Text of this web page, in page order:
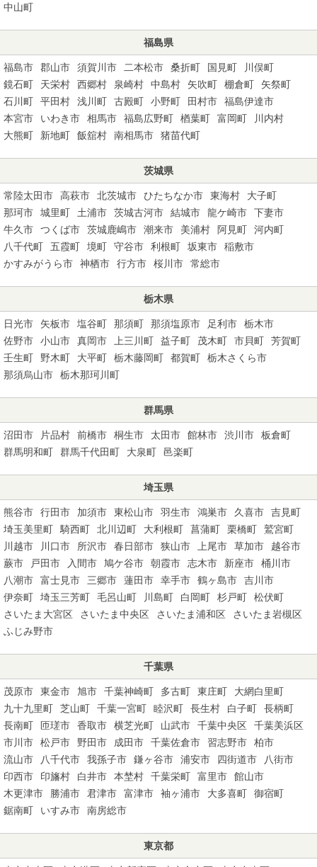
中山町
福島県
福島市 郡山市 須賀川市 二本松市 桑折町 国見町
川俣町
鏡石町
天栄村 西郷村 泉崎村 中島村 矢吹町 棚倉町
矢祭町
石川町
平田村 浅川町 古殿町 小野町 田村市
福島伊達市
本宮市
いわき市 相馬市 福島広野町 楢葉町 富岡町
川内村
大熊町
新地町 飯舘村 南相馬市 猪苗代町
茨城県
常陸太田市 高萩市 北茨城市 ひたちなか市 東海村
大子町
那珂市
城里町 土浦市 茨城古河市 結城市 龍ケ崎市
下妻市
牛久市
つくば市 茨城鹿嶋市 潮来市 美浦村 阿見町
河内町
八千代町
五霞町 境町 守谷市 利根町 坂東市
稲敷市
かすみがうら市
神栖市 行方市 桜川市 常総市
栃木県
日光市 矢板市 塩谷町 那須町 那須塩原市 足利市
栃木市
佐野市
小山市 真岡市 上三川町 益子町 茂木町 市貝町
芳賀町
壬生町
野木町 大平町 栃木藤岡町 都賀町
栃木さくら市
那須烏山市
栃木那珂川町
群馬県
沼田市 片品村 前橋市 桐生市 太田市 館林市 渋川市
板倉町
群馬明和町
群馬千代田町 大泉町 邑楽町
埼玉県
熊谷市 行田市 加須市 東松山市 羽生市 鴻巣市 久喜市
吉見町
埼玉美里町
騎西町 北川辺町 大利根町 菖蒲町 栗橋町
鷲宮町
川越市
川口市 所沢市 春日部市 狭山市 上尾市 草加市
越谷市
蕨市
戸田市 入間市 鳩ケ谷市 朝霞市 志木市 新座市
桶川市
八潮市
富士見市 三郷市 蓮田市 幸手市 鶴ヶ島市
吉川市
伊奈町
埼玉三芳町 毛呂山町 川島町 白岡町 杉戸町
松伏町
さいたま大宮区
さいたま中央区 さいたま浦和区
さいたま岩槻区
ふじみ野市
千葉県
茂原市 東金市 旭市 千葉神崎町 多古町 東庄町
大網白里町
九十九里町
芝山町 千葉一宮町 睦沢町 長生村 白子町
長柄町
長南町
匝瑳市 香取市 横芝光町 山武市 千葉中央区
千葉美浜区
市川市
松戸市 野田市 成田市 千葉佐倉市 習志野市
柏市
流山市
八千代市 我孫子市 鎌ヶ谷市 浦安市 四街道市
八街市
印西市
印旛村 白井市 本埜村 千葉栄町 富里市
館山市
木更津市
勝浦市 君津市 富津市 袖ヶ浦市 大多喜町
御宿町
鋸南町
いすみ市 南房総市
東京都